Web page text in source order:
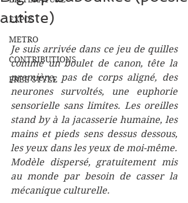
EXPOS
METRO
CONTRIBUTIONS
FREE STYLE
autiste)
Je suis arrivée dans ce jeu de quilles
comme un boulet de canon, tête la
première, pas de corps aligné, des
neurones survoltés, une euphorie
sensorielle sans limites. Les oreilles
stand by à la jacasserie humaine, les
mains et pieds sens dessus dessous,
les yeux dans les yeux de moi-même.
Modèle dispersé, gratuitement mis
au monde par besoin de casser la
mécanique culturelle.